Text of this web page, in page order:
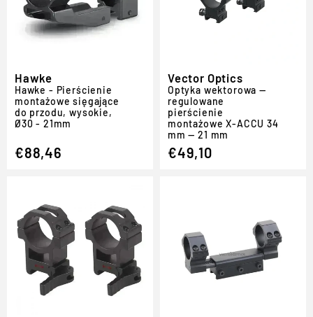
Hawke
Hawke - Pierścienie
montażowe sięgające
do przodu, wysokie,
Ø30 - 21mm
€88,46
Vector Optics
Optyka wektorowa —
regulowane
pierścienie
montażowe X-ACCU 34
mm — 21 mm
€49,10